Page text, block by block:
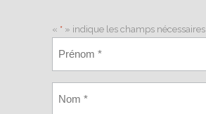
« * » indique les champs nécessaires